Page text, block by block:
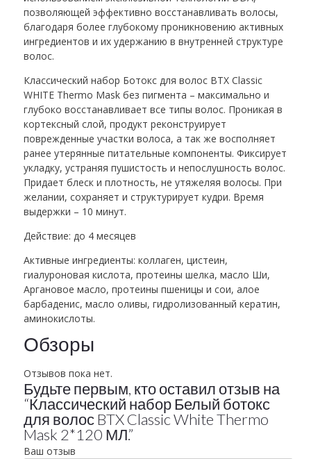
позволяющей эффективно восстанавливать волосы,
благодаря более глубокому проникновению активных
ингредиентов и их удержанию в внутренней структуре
волос.
Классический набор Ботокс для волос BTX Classic
WHITE Thermo Mask без пигмента – максимально и
глубоко восстанавливает все типы волос. Проникая в
кортексный слой, продукт реконструирует
поврежденные участки волоса, а так же восполняет
ранее утерянные питательные компоненты. Фиксирует
укладку, устраняя пушистость и непослушность волос.
Придает блеск и плотность, не утяжеляя волосы. При
желании, сохраняет и структурирует кудри. Время
выдержки – 10 минут.
Действие: до 4 месяцев
Активные ингредиенты: коллаген, цистеин,
гиалуроновая кислота, протеины шелка, масло Ши,
Аргановое масло, протеины пшеницы и сои, алое
барбаденис, масло оливы, гидролизованный кератин,
аминокислоты.
Обзоры
Отзывов пока нет.
Будьте первым, кто оставил отзыв на
“Классический набор Белый ботокс
для волос BTX Classic White Thermo
Mask 2*120 МЛ.”
Ваш отзыв